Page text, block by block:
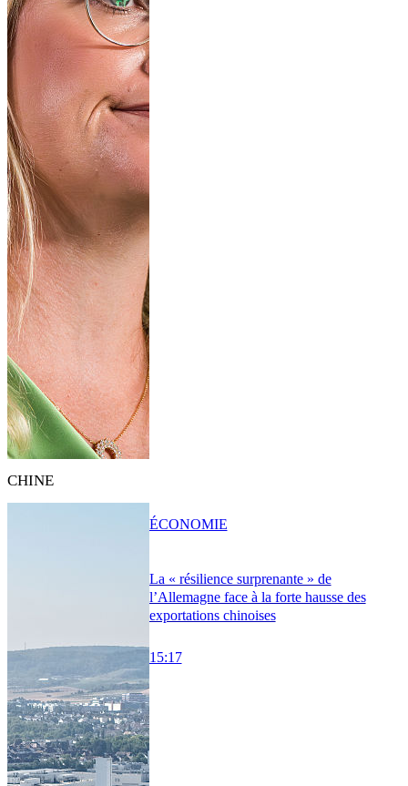
CHINE
La « résilience surprenante » de
l’Allemagne face à la forte hausse des
exportations chinoises
15:17
ÉCONOMIE